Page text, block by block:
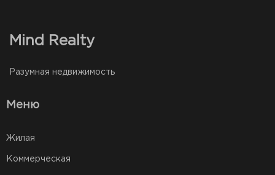
Mind Realty
Разумная недвижимость
Меню
Жилая
Коммерческая